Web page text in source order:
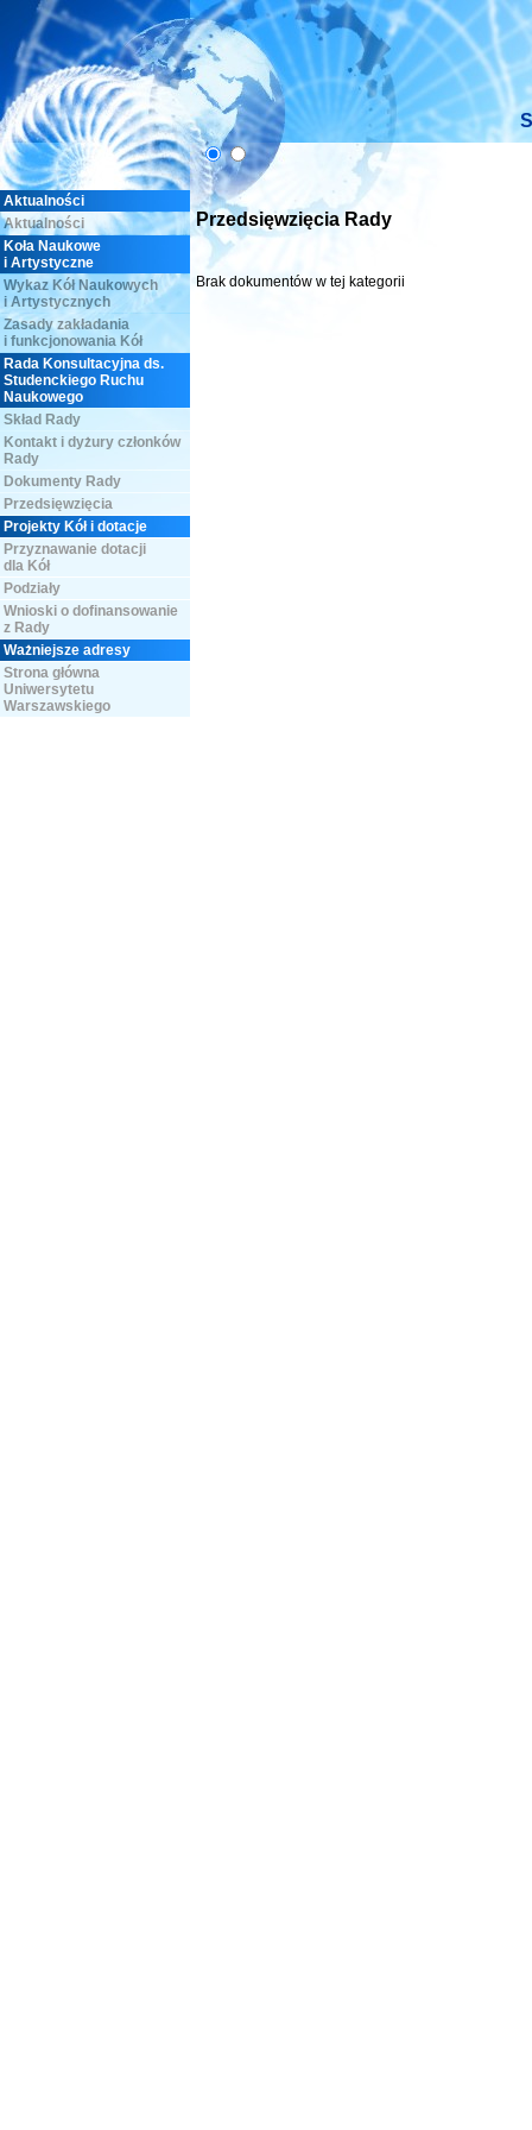
Aktualności
Aktualności
Koła Naukowe
i Artystyczne
Wykaz Kół Naukowych
i Artystycznych
Zasady zakładania
i funkcjonowania Kół
Rada Konsultacyjna ds.
Studenckiego Ruchu
Naukowego
Skład Rady
Kontakt i dyżury członków
Rady
Dokumenty Rady
Przedsięwzięcia
Projekty Kół i dotacje
Przyznawanie dotacji
dla Kół
Podziały
Wnioski o dofinansowanie
z Rady
Ważniejsze adresy
Strona główna
Uniwersytetu
Warszawskiego
Przedsięwzięcia Rady
Brak dokumentów w tej kategorii